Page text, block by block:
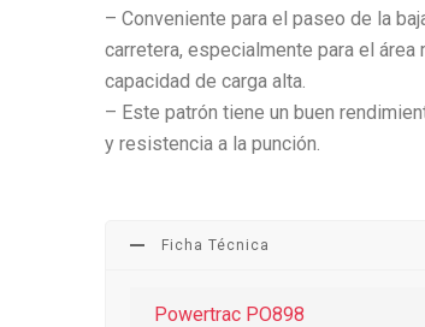
– Conveniente para el paseo de la
carretera, especialmente para el área
capacidad de carga alta.
– Este patrón tiene un buen
y resistencia a la punción.
Ficha Técnica
Powertrac PO898